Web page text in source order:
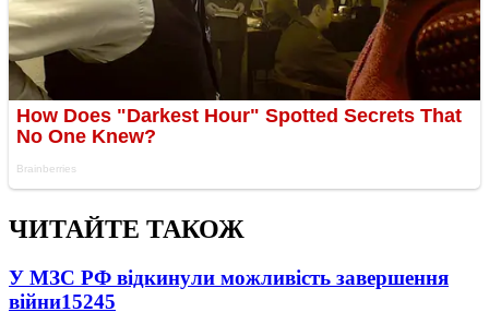
ЧИТАЙТЕ ТАКОЖ
У МЗС РФ відкинули можливість завершення
війни15245